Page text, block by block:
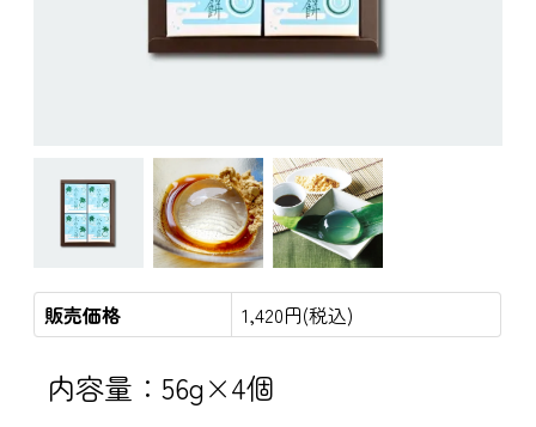
販売価格 1,420円(税込)
内容量：56g×4個